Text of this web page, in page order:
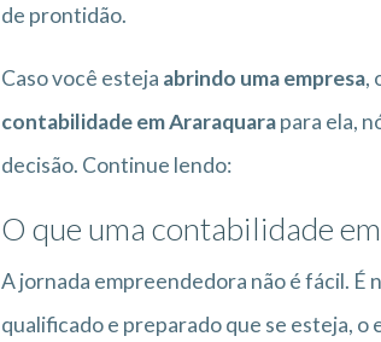
de prontidão.
Caso você esteja abrindo uma empresa,
contabilidade em Araraquarapara ela,
decisão. Continue lendo:
O que uma contabilidade
A jornada empreendedora não é fácil. É
qualificado e preparado que se esteja,